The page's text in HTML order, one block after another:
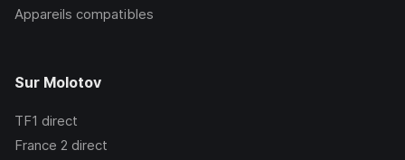
Appareils compatibles
Sur Molotov
TF1 direct
France 2 direct